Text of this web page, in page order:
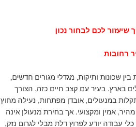
רחובות
שכונות ותיקות, מגדלי מגורים חדשים,
בארץ. בעיר עם קצב חיים כזה, הצורך
במנעולים, אובדן מפתחות, נעילה מחוץ
אמין ומקצועי. אך בחירת מנעולן אינה
עבודה יודע לפרוץ דלת מבלי לגרום נזק,